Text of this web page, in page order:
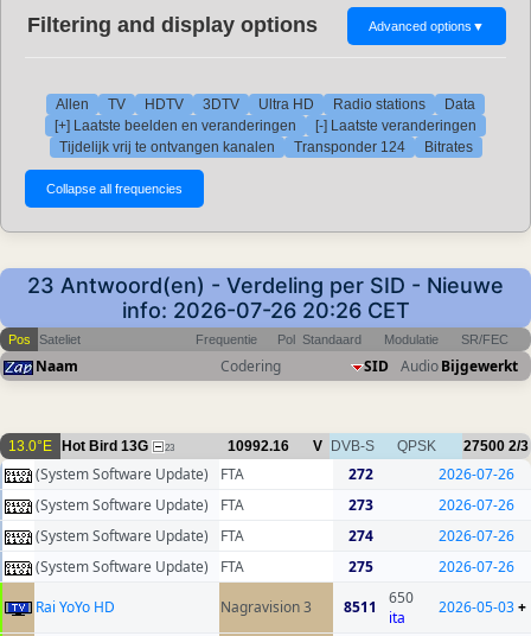
Filtering and display options Advanced options ▼
Allen TV HDTV 3DTV Ultra HD Radio stations
Data
[+] Laatste beelden en veranderingen
[-] Laatste veranderingen
Tijdelijk vrij te ontvangen kanalen
Transponder 124 Bitrates
23 Antwoord(en) - Verdeling per SID - Nieuwe
info: 2026-07-26 20:26 CET
Pos Sateliet Frequentie Pol Standaard Modulatie SR/FEC
Naam Codering SID AudioBijgewerkt
13.0°E Hot Bird 13G 23 10992.16 V DVB-S QPSK 27500 2/3
(System Software Update) FTA 272
2026-07-26
(System Software Update)
FTA 273
2026-07-26
(System Software Update)
FTA 274
2026-07-26
(System Software Update)
FTA 275
2026-07-26
Rai YoYo HD
Nagravision 3 8511
650
ita
2026-05-03+